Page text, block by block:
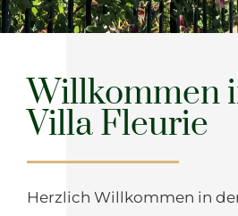
Willkommen
Villa Fleurie
Herzlich Willkommen in